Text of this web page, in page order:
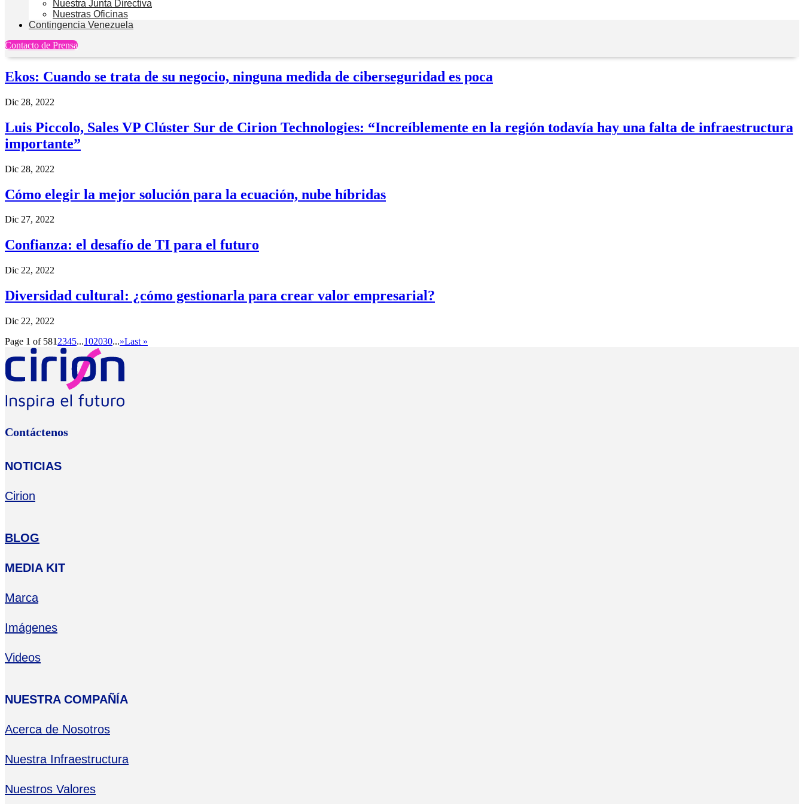
Nuestra Junta Directiva
Nuestras Oficinas
Contingencia Venezuela
Contacto de Prensa
Ekos: Cuando se trata de su negocio, ninguna medida de ciberseguridad es poca
Dic 28, 2022
Luis Piccolo, Sales VP Clúster Sur de Cirion Technologies: “Increíblemente en la región todavía hay una falta de infraestructura
importante”
Dic 28, 2022
Cómo elegir la mejor solución para la ecuación, nube híbridas
Dic 27, 2022
Confianza: el desafío de TI para el futuro
Dic 22, 2022
Diversidad cultural: ¿cómo gestionarla para crear valor empresarial?
Dic 22, 2022
Page 1 of 581 2345...102030...»Last »
Contáctenos
NOTICIAS
Cirion
BLOG
MEDIA KIT
Marca
Imágenes
Videos
NUESTRA COMPAÑÍA
Acerca de Nosotros
Nuestra Infraestructura
Nuestros Valores